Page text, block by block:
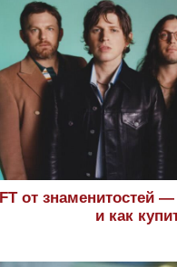
от знаменитостей
и как